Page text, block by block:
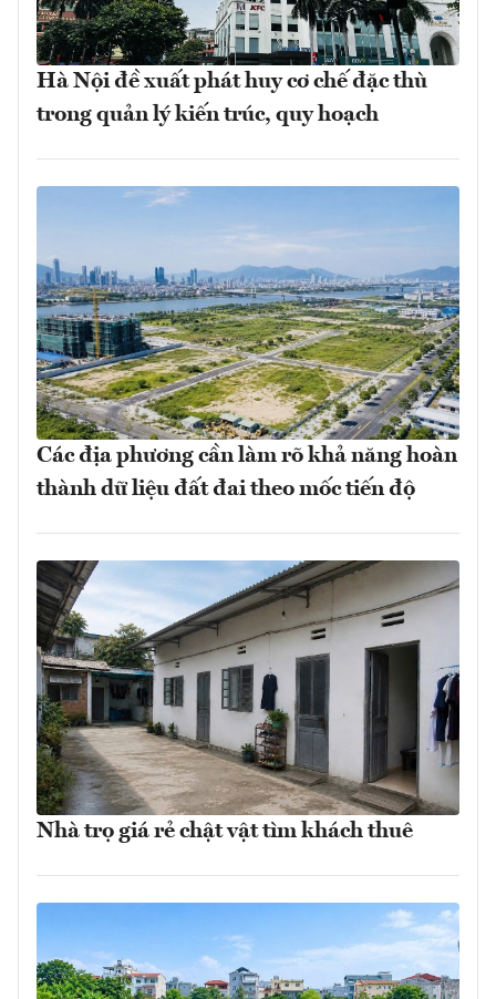
Hà Nội đề xuất phát huy cơ chế đặc thù
trong quản lý kiến trúc, quy hoạch
Các địa phương cần làm rõ khả năng hoàn
thành dữ liệu đất đai theo mốc tiến độ
Nhà trọ giá rẻ chật vật tìm khách thuê